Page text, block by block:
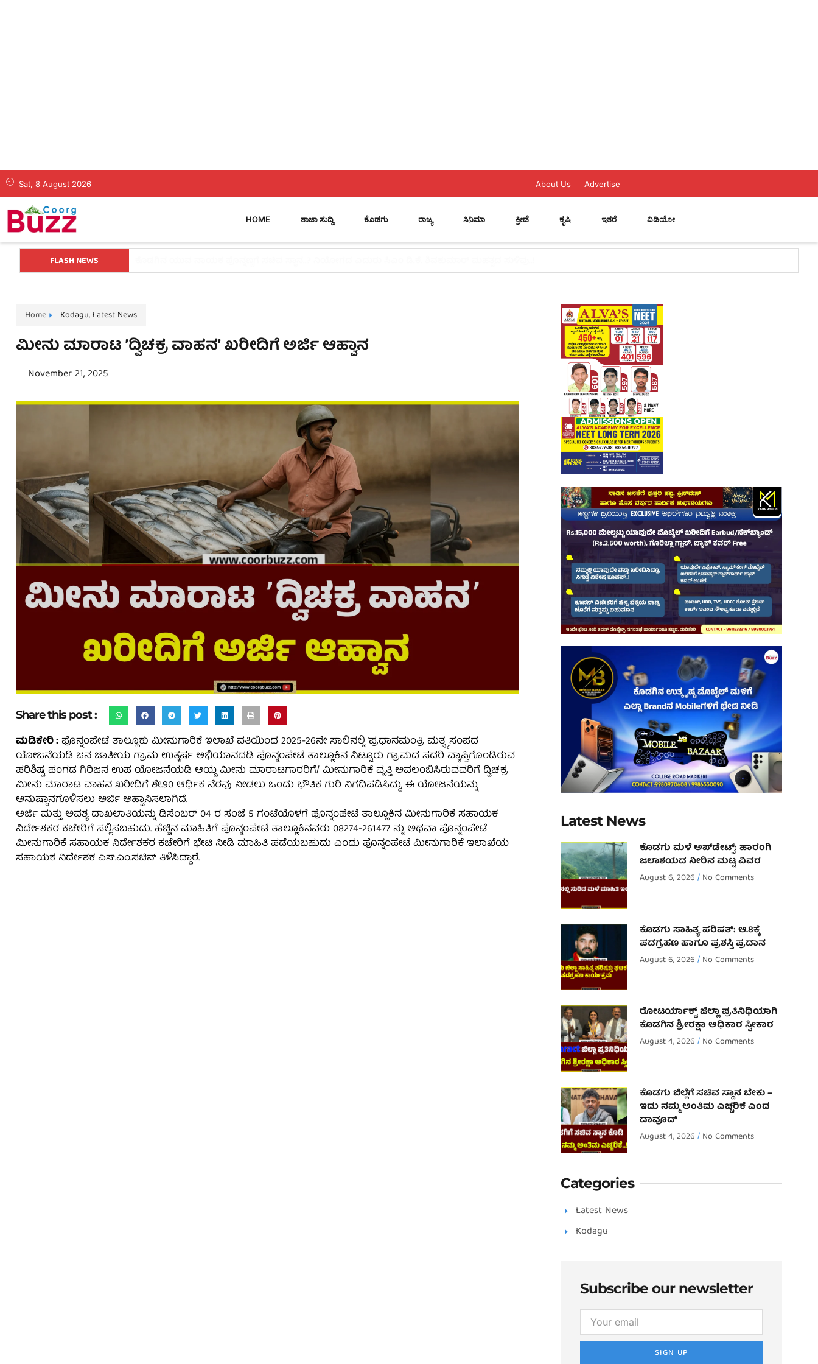
Sat, 8 August 2026 About Us Advertise
HOME ತಾಜಾ ಸುದ್ದಿ ಕೊಡಗು ರಾಜ್ಯ ಸಿನಿಮಾ ಕ್ರೀಡೆ ಕೃಷಿ ಇತರೆ ವಿಡಿಯೋ
FLASH NEWS
Home Kodagu, Latest News
ಮೀನು ಮಾರಾಟ ʼದ್ವಿಚಕ್ರ ವಾಹನʼ ಖರೀದಿಗೆ ಅರ್ಜಿ ಆಹ್ವಾನ
November 21, 2025
Share this post :
ಮಡಿಕೇರಿ :ಪೊನ್ನಂಪೇಟೆ ತಾಲ್ಲೂಕು ಮೀನುಗಾರಿಕೆ ಇಲಾಖೆ ವತಿಯಿಂದ 2025-26ನೇ ಸಾಲಿನಲ್ಲಿ ‘ಪ್ರಧಾನಮಂತ್ರಿ ಮತ್ಸ್ಯ ಸಂಪದ
ಯೋಜನೆಯಡಿ ಜನ ಜಾತೀಯ ಗ್ರಾಮ ಉತ್ಕರ್ಷ ಅಭಿಯಾನದಡಿ ಪೊನ್ನಂಪೇಟೆ ತಾಲ್ಲೂಕಿನ ನಿಟ್ಟೂರು ಗ್ರಾಮದ ಸದರಿ ವ್ಯಾಪ್ತಿಗೊಂಡಿರುವ
ಪರಿಶಿಷ್ಟ ಪಂಗಡ ಗಿರಿಜನ ಉಪ ಯೋಜನೆಯಡಿ ಆಯ್ದ ಮೀನು ಮಾರಾಟಗಾರರಿಗೆ/ ಮೀನುಗಾರಿಕೆ ವೃತ್ತಿ ಅವಲಂಬಿಸಿರುವವರಿಗೆ ದ್ವಿಚಕ್ರ
ಮೀನು ಮಾರಾಟ ವಾಹನ ಖರೀದಿಗೆ ಶೇ.90 ಆರ್ಥಿಕ ನೆರವು ನೀಡಲು ಒಂದು ಭೌತಿಕ ಗುರಿ ನಿಗದಿಪಡಿಸಿದ್ದು, ಈ ಯೋಜನೆಯನ್ನು
ಅನುಷ್ಠಾನಗೊಳಿಸಲು ಅರ್ಜಿ ಆಹ್ವಾನಿಸಲಾಗಿದೆ.
ಅರ್ಜಿ ಮತ್ತು ಅವಶ್ಯ ದಾಖಲಾತಿಯನ್ನು ಡಿಸೆಂಬರ್ 04 ರ ಸಂಜೆ 5 ಗಂಟೆಯೊಳಗೆ ಪೊನ್ನಂಪೇಟೆ ತಾಲ್ಲೂಕಿನ ಮೀನುಗಾರಿಕೆ ಸಹಾಯಕ
ನಿರ್ದೇಶಕರ ಕಚೇರಿಗೆ ಸಲ್ಲಿಸಬಹುದು. ಹೆಚ್ಚಿನ ಮಾಹಿತಿಗೆ ಪೊನ್ನಂಪೇಟೆ ತಾಲ್ಲೂಕಿನವರು 08274-261477 ನ್ನು ಅಥವಾ ಪೊನ್ನಂಪೇಟೆ
ಮೀನುಗಾರಿಕೆ ಸಹಾಯಕ ನಿರ್ದೇಶಕರ ಕಚೇರಿಗೆ ಭೇಟಿ ನೀಡಿ ಮಾಹಿತಿ ಪಡೆಯಬಹುದು ಎಂದು ಪೊನ್ನಂಪೇಟೆ ಮೀನುಗಾರಿಕೆ ಇಲಾಖೆಯ
ಸಹಾಯಕ ನಿರ್ದೇಶಕ ಎಸ್.ಎಂ.ಸಚಿನ್ ತಿಳಿಸಿದ್ದಾರೆ.
Latest News
ಕೊಡಗು ಮಳೆ ಅಪ್‌ಡೇಟ್ಸ್: ಹಾರಂಗಿ
ಜಲಾಶಯದ ನೀರಿನ ಮಟ್ಟ ವಿವರ
August 6, 2026 No Comments
ಕೊಡಗು ಸಾಹಿತ್ಯ ಪರಿಷತ್: ಆ.8ಕ್ಕೆ
ಪದಗ್ರಹಣ ಹಾಗೂ ಪ್ರಶಸ್ತಿ ಪ್ರದಾನ
August 6, 2026 No Comments
ರೋಟರ್ಯಾಕ್ಟ್ ಜಿಲ್ಲಾ ಪ್ರತಿನಿಧಿಯಾಗಿ
ಕೊಡಗಿನ ಶ್ರೀರಕ್ಷಾ ಅಧಿಕಾರ ಸ್ವೀಕಾರ
August 4, 2026 No Comments
ಕೊಡಗು ಜಿಲ್ಲೆಗೆ ಸಚಿವ ಸ್ಥಾನ ಬೇಕು –
ಇದು ನಮ್ಮ ಅಂತಿಮ ಎಚ್ಚರಿಕೆ ಎಂದ
ದಾವೂದ್ ‌
August 4, 2026 No Comments
Categories
Latest News
Kodagu
Subscribe our newsletter
SIGN UP